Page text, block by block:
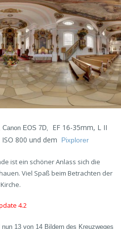
Canon EOS 7D,
EF 16-35mm, L II
800 und dem
Pixplorer
ist ein schöner Anlass sich die
Viel Spaß beim Betrachten der
Kirche.
4.2
13 von 14 Bildern des Kreuzweges